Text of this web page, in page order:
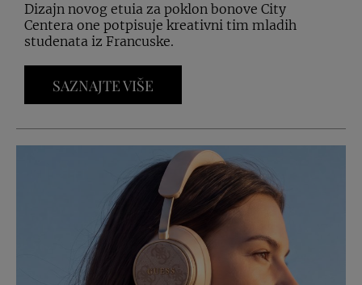
Dizajn novog etuia za poklon bonove City
Centera one potpisuje kreativni tim mladih
studenata iz Francuske.
SAZNAJTE VIŠE